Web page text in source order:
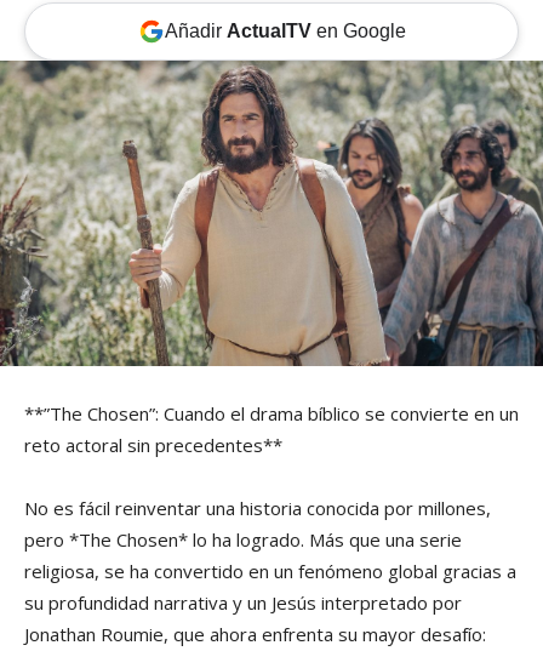
Añadir ActualTVen Google
**”The Chosen”: Cuando el drama bíblico se convierte en un
reto actoral sin precedentes**
No es fácil reinventar una historia conocida por millones,
pero *The Chosen* lo ha logrado. Más que una serie
religiosa, se ha convertido en un fenómeno global gracias a
su profundidad narrativa y un Jesús interpretado por
Jonathan Roumie, que ahora enfrenta su mayor desafío: